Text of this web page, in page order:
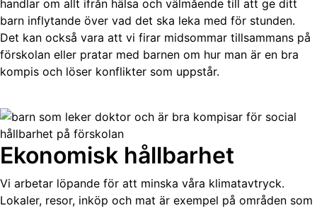
handlar om allt ifrån hälsa och välmående till att ge ditt
barn inflytande över vad det ska leka med för stunden.
Det kan också vara att vi firar midsommar tillsammans på
förskolan eller pratar med barnen om hur man är en bra
kompis och löser konflikter som uppstår.
Ekonomisk hållbarhet
Vi arbetar löpande för att minska våra klimatavtryck.
Lokaler, resor, inköp och mat är exempel på områden som